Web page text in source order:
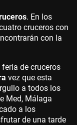
. En los
cruceros con
con la
de cruceros
vez que esta
a todos los
Med, Málaga
a los
de una tarde